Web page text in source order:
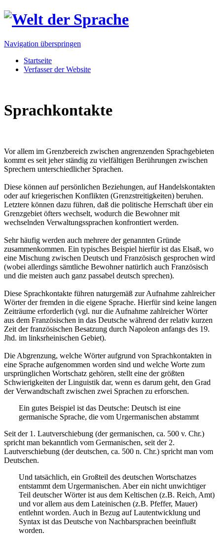
Navigation überspringen
Startseite
Verfasser der Website
Sprachkontakte
Vor allem im Grenzbereich zwischen angrenzenden Sprachgebieten
kommt es seit jeher ständig zu vielfältigen Berührungen zwischen
Sprechern unterschiedlicher Sprachen.
Diese können auf persönlichen Beziehungen, auf Handelskontakten
oder auf kriegerischen Konflikten (Grenzstreitigkeiten) beruhen.
Letztere können dazu führen, daß die politische Herrschaft über ein
Grenzgebiet öfters wechselt, wodurch die Bewohner mit
wechselnden Verwaltungssprachen konfrontiert werden.
Sehr häufig werden auch mehrere der genannten Gründe
zusammenkommen. Ein typisches Beispiel hierfür ist das Elsaß, wo
eine Mischung zwischen Deutsch und Französisch gesprochen wird
(wobei allerdings sämtliche Bewohner natürlich auch Französisch
und die meisten auch ganz passabel deutsch sprechen).
Diese Sprachkontakte führen naturgemäß zur Aufnahme zahlreicher
Wörter der fremden in die eigene Sprache. Hierfür sind keine langen
Zeiträume erforderlich (vgl. nur die Aufnahme zahlreicher Wörter
aus dem Französischen in das Deutsche während der relativ kurzen
Zeit der französischen Besatzung durch Napoleon anfangs des 19.
Jhd. im linksrheinischen Gebiet).
Die Abgrenzung, welche Wörter aufgrund von Sprachkontakten in
eine Sprache aufgenommen worden sind und welche Worte zum
ursprünglichen Wortschatz gehören, stellt eine der größten
Schwierigkeiten der Linguistik dar, wenn es darum geht, den Grad
der Verwandtschaft zwischen zwei Sprachen zu erforschen.
Ein gutes Beispiel ist das Deutsche: Deutsch ist eine
germanische Sprache, die vom Urgermanischen abstammt
Seit der 1. Lautverschiebung (der germanischen, ca. 500 v. Chr.)
spricht man bekanntlich vom Germanischen, seit der 2.
Lautverschiebung (der deutschen, ca. 500 n. Chr.) spricht man vom
Deutschen.
Und tatsächlich, ein Großteil des deutschen Wortschatzes
entstammt dem Urgermanischen. Aber ein nicht unwichtiger
Teil deutscher Wörter ist aus dem Keltischen (z.B. Reich, Amt)
und vor allem aus dem Lateinischen (z.B. Pfeffer, Mauer)
entlehnt worden. Auch in Bezug auf Lautentwicklung und
Syntax ist das Deutsche von Nachbarsprachen beeinflußt
worden.